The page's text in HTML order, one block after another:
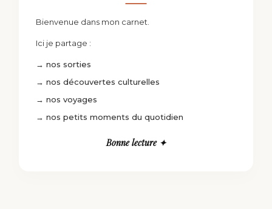
Bienvenue dans mon carnet.
Ici je partage :
→ nos sorties
→ nos découvertes culturelles
→ nos voyages
→ nos petits moments du quotidien
Bonne lecture ✦